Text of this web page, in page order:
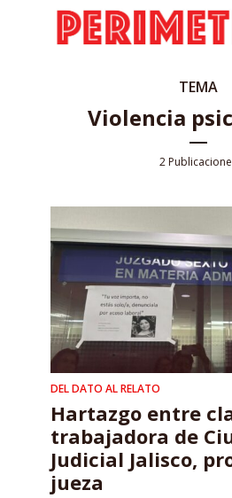
TEMA
Violencia
2
DEL DATO AL RELATO
Hartazgo entre
trabajadora de
Judicial Jalisco,
jueza